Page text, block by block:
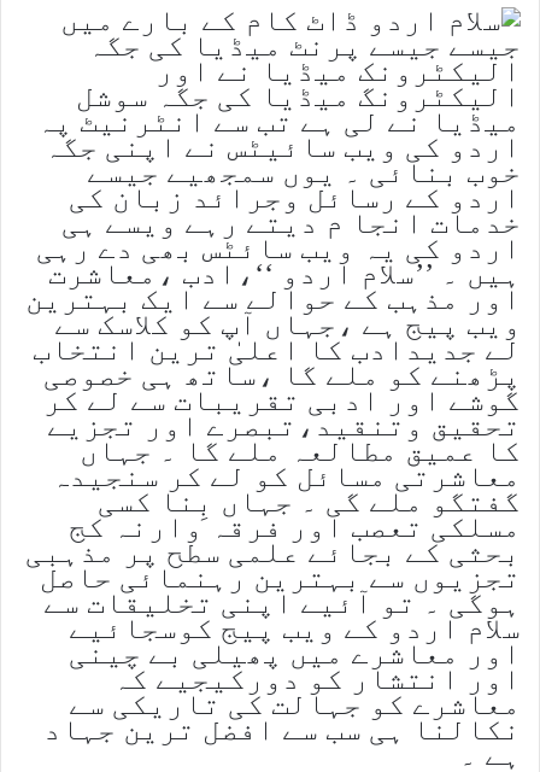
جیسے جیسے پرنٹ میڈیا کی جگہ
الیکٹرونک میڈیا نے اور
الیکٹرونگ میڈیا کی جگہ سوشل
میڈیا نے لی ہے تب سے انٹرنیٹ پہ
اردو کی ویب سائیٹس نے اپنی جگہ
خوب بنائی ۔ یوں سمجھیے جیسے
اردو کے رسائل وجرائد زبان کی
خدمات انجا م دیتے رہے ویسے ہی
اردو کی یہ ویب سائٹس بھی دے رہی
ہیں ۔ ’’سلام اردو ‘‘،ادب ،معاشرت
اور مذہب کے حوالے سے ایک بہترین
ویب پیج ہے ،جہاں آپ کو کلاسک سے
لے جدیدادب کا اعلیٰ ترین انتخاب
پڑھنے کو ملے گا ،ساتھ ہی خصوصی
گوشے اور ادبی تقریبات سے لے کر
تحقیق وتنقید،تبصرے اور تجزیے
کا عمیق مطالعہ ملے گا ۔ جہاں
معاشرتی مسائل کو لے کر سنجیدہ
گفتگو ملے گی ۔ جہاں بِنا کسی
مسلکی تعصب اور فرقہ وارنہ کج
بحثی کے بجائے علمی سطح پر مذہبی
تجزیوں سے بہترین رہنمائی حاصل
ہوگی ۔ تو آئیے اپنی تخلیقات سے
سلام اردو کے ویب پیج کوسجائیے
اور معاشرے میں پھیلی بے چینی
اور انتشار کو دورکیجیے کہ
معاشرے کو جہالت کی تاریکی سے
نکالنا ہی سب سے افضل ترین جہاد
ہے ۔